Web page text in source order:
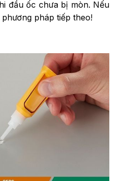
đầu ốc chưa bị mòn. Nếu
pháp tiếp theo!